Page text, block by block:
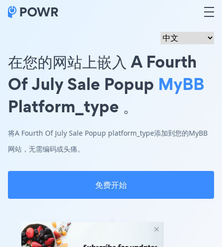
在您的网站上嵌入 A Fourth
Of July Sale Popup MyBB
Platform_type 。
将A Fourth Of July Sale Popup platform_type添加到您的MyBB
网站，无需编码或头痛。
免费开始